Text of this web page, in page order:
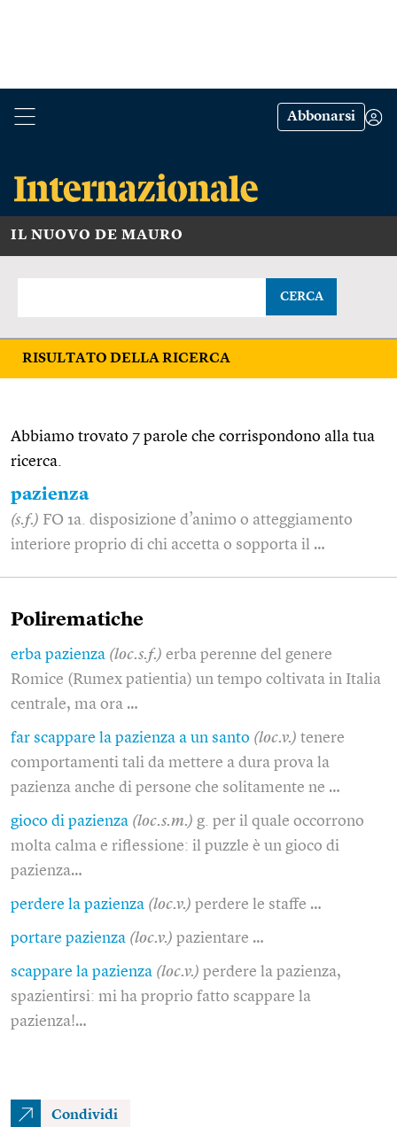
Abbonarsi
IL NUOVO DE MAURO
CERCA
RISULTATO DELLA RICERCA
Abbiamo trovato 7 parole che corrispondono alla tua
ricerca.
pazienza
(s.f.) FO 1a. disposizione d’animo o atteggiamento
interiore proprio di chi accetta o sopporta il …
Polirematiche
erba pazienza (loc.s.f.) erba perenne del genere
Romice (Rumex patientia) un tempo coltivata in Italia
centrale, ma ora …
far scappare la pazienza a un santo (loc.v.) tenere
comportamenti tali da mettere a dura prova la
pazienza anche di persone che solitamente ne …
gioco di pazienza (loc.s.m.) g. per il quale occorrono
molta calma e riflessione: il puzzle è un gioco di
pazienza…
perdere la pazienza (loc.v.) perdere le staffe …
portare pazienza (loc.v.) pazientare …
scappare la pazienza (loc.v.) perdere la pazienza,
spazientirsi: mi ha proprio fatto scappare la
pazienza!…
Condividi